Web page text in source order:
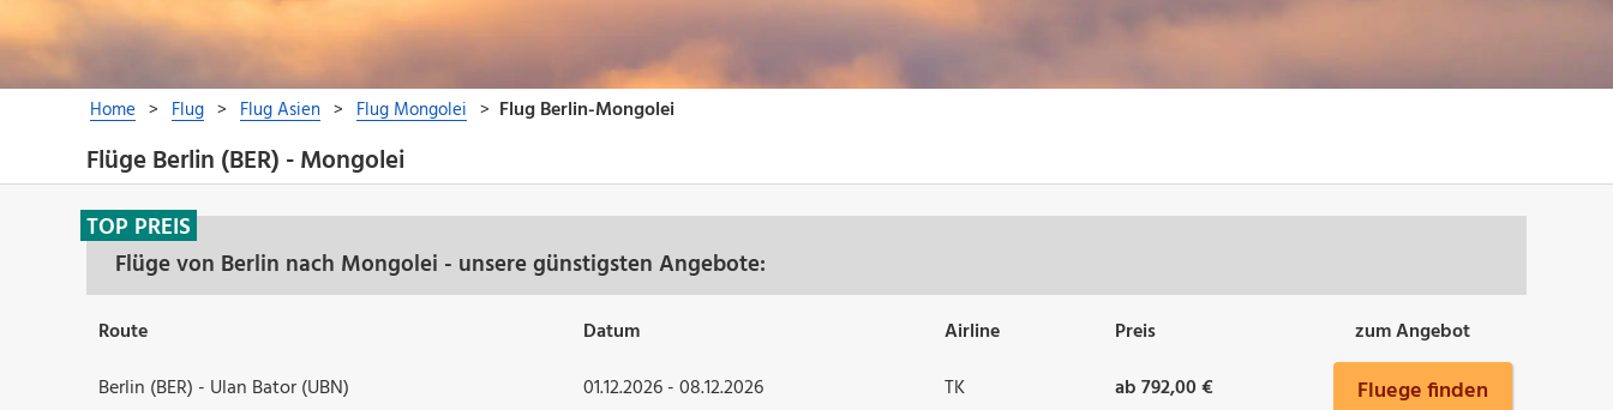
Flüge Berlin (BER) - Mongolei
Flüge von Berlin nach Mongolei - unsere günstigsten Angebote:
TOP PREIS
Route Datum Airline Preis
zum Angebot
Berlin (BER) - Ulan Bator (UBN)
01.12.2026 - 08.12.2026 TK ab 792,00 € Fluege finden